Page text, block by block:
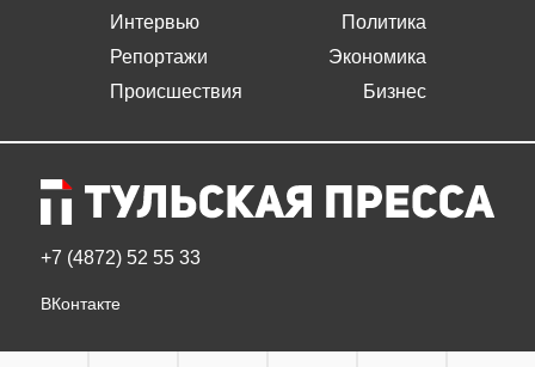
Интервью
Репортажи
Происшествия
Политика
Экономика
Бизнес
+7 (4872) 52 55 33
ВКонтакте